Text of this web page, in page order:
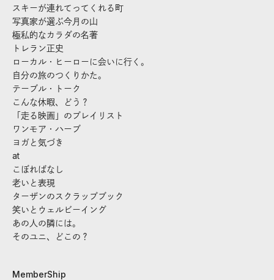
スキーが連れてってくれる町
写真家が選ぶ今月の山
極私的なカラダの名著
トレラン正史
ローカル・ヒーローに会いに行く。
自分の旅のつくりかた。
テーブル・トーク
こんな休暇、どう？
「走る映画」のプレイリスト
ワンモア・ハーブ
ヨガと気づき
at
こぼればなし
老いと表現
ターザンのスクラップブック
笑いとウェルビーイング
あの人の隣には。
そのユニ、どこの？
MemberShip